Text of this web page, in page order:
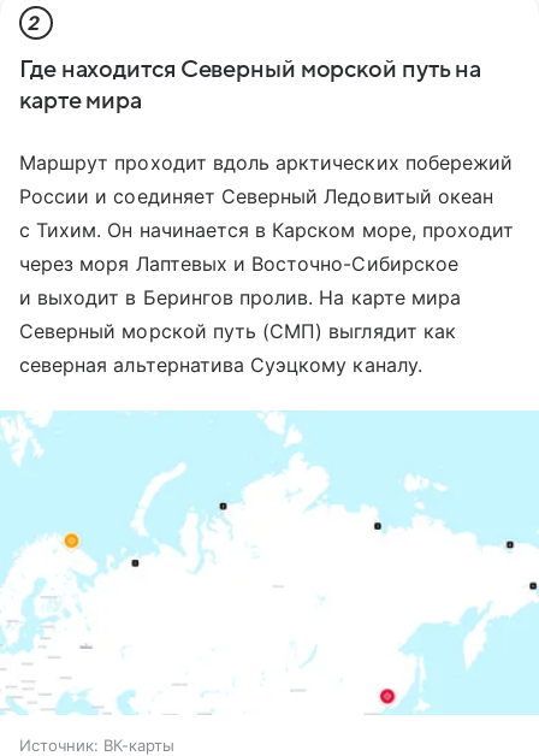
2
Где находится Северный морской путь на
карте мира
Маршрут проходит вдоль арктических побережий
России и соединяет Северный Ледовитый океан
с Тихим. Он начинается в Карском море, проходит
через моря Лаптевых и Восточно-Сибирское
и выходит в Берингов пролив. На карте мира
Северный морской путь (СМП) выглядит как
северная альтернатива Суэцкому каналу.
Источник: ВК-карты